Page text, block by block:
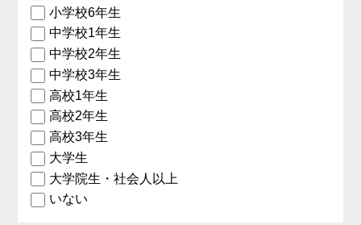
小学校6年生
中学校1年生
中学校2年生
中学校3年生
高校1年生
高校2年生
高校3年生
大学生
大学院生・社会人以上
いない